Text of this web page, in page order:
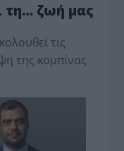
τη… ζωή μας
τις
της κο­μπίνας